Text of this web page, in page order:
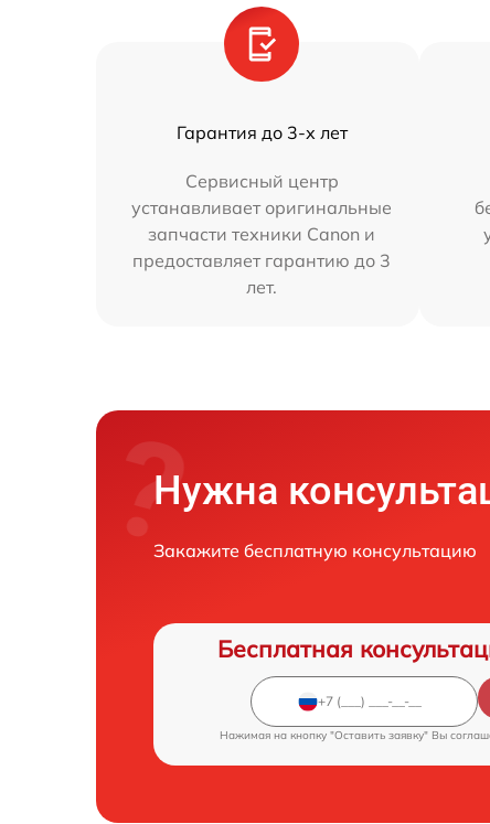
Гарантия до 3-х лет
Сервисный центр
устанавливает оригинальные
запчасти техники Canon и
предоставляет гарантию до 3
лет.
Нужна
Закажите бесплатную консультацию
Бесплатная
Нажимая на кнопку "Оставить заявку" Вы